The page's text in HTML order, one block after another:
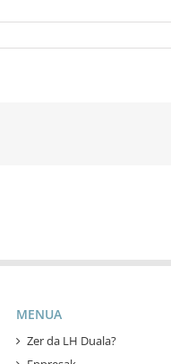
MENUA
Zer da LH Duala?